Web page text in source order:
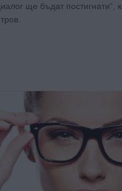
ще бъдат постигнати“,